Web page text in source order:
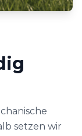
setzen wir